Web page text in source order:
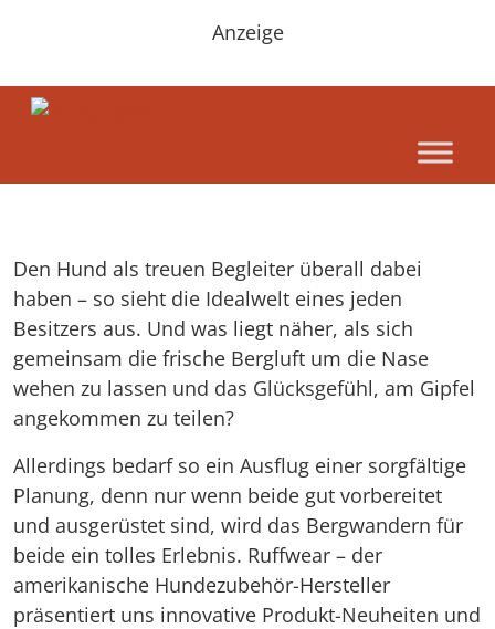
Anzeige
Den Hund als treuen Begleiter überall dabei
haben – so sieht die Idealwelt eines jeden
Besitzers aus. Und was liegt näher, als sich
gemeinsam die frische Bergluft um die Nase
wehen zu lassen und das Glücksgefühl, am Gipfel
angekommen zu teilen?
Allerdings bedarf so ein Ausflug einer sorgfältige
Planung, denn nur wenn beide gut vorbereitet
und ausgerüstet sind, wird das Bergwandern für
beide ein tolles Erlebnis. Ruffwear – der
amerikanische Hundezubehör-Hersteller
präsentiert uns innovative Produkt-Neuheiten und